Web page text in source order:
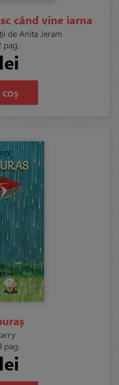
când vine iarna
de Anita Jeram
pag.
pag.